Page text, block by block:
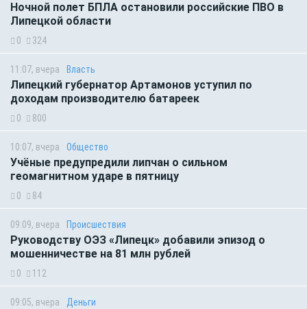
Ночной полет БПЛА остановили российские ПВО в
Липецкой области
0 324
11:07, вчера Власть
Липецкий губернатор Артамонов уступил по
доходам производителю батареек
0 800
10:07, вчера Общество
Учёные предупредили липчан о сильном
геомагнитном ударе в пятницу
0 84
09:09, вчера Происшествия
Руководству ОЭЗ «Липецк» добавили эпизод о
мошенничестве на 81 млн рублей
0 112
09:05, вчера Деньги